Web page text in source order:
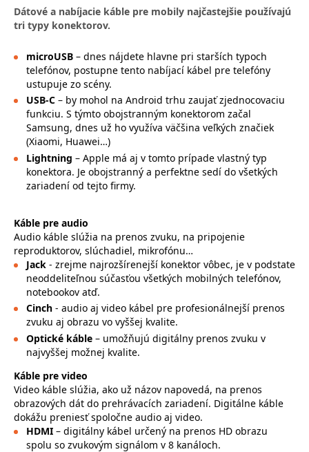
Dátové a nabíjacie káble pre mobily najčastejšie používajú
tri typy konektorov.
microUSB – dnes nájdete hlavne pri starších typoch
telefónov, postupne tento nabíjací kábel pre telefóny
ustupuje zo scény.
USB-C – by mohol na Android trhu zaujať zjednocovaciu
funkciu. S týmto obojstranným konektorom začal
Samsung, dnes už ho využíva väčšina veľkých značiek
(Xiaomi, Huawei…)
Lightning – Apple má aj v tomto prípade vlastný typ
konektora. Je obojstranný a perfektne sedí do všetkých
zariadení od tejto firmy.
Káble pre audio
Audio káble slúžia na prenos zvuku, na pripojenie
reproduktorov, slúchadiel, mikrofónu…
Jack - zrejme najrozšírenejší konektor vôbec, je v podstate
neoddeliteľnou súčasťou všetkých mobilných telefónov,
notebookov atď.
Cinch - audio aj video kábel pre profesionálnejší prenos
zvuku aj obrazu vo vyššej kvalite.
Optické káble – umožňujú digitálny prenos zvuku v
najvyššej možnej kvalite.
Káble pre video
Video káble slúžia, ako už názov napovedá, na prenos
obrazových dát do prehrávacích zariadení. Digitálne káble
dokážu preniesť spoločne audio aj video.
HDMI – digitálny kábel určený na prenos HD obrazu
spolu so zvukovým signálom v 8 kanáloch.